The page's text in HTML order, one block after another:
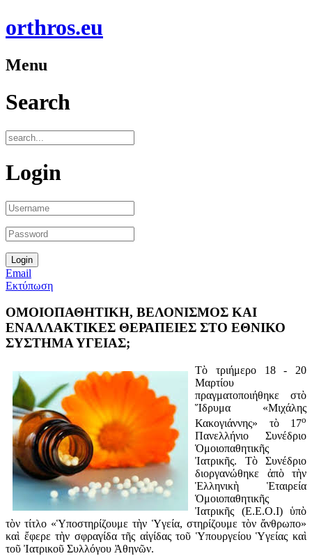
orthros.eu
Menu
Search
Login
Email
Εκτύπωση
ΟΜΟΙΟΠΑΘΗΤΙΚΗ, ΒΕΛΟΝΙΣΜΟΣ ΚΑΙ
ΕΝΑΛΛΑΚΤΙΚΕΣ ΘΕΡΑΠΕΙΕΣ ΣΤΟ ΕΘΝΙΚΟ
ΣΥΣΤΗΜΑ ΥΓΕΙΑΣ;
Τὸ τριήμερο 18 - 20
Μαρτίου
πραγματοποιήθηκε στὸ
Ἵδρυμα «Μιχάλης
Κακογιάννης» τὸ 17ο
Πανελλήνιο Συνέδριο
Ὁμοιοπαθητικῆς
Ἰατρικῆς. Τὸ Συνέδριο
διοργανώθηκε ἀπὸ τὴν
Ἑλληνικὴ Ἑταιρεία
Ὁμοιοπαθητικῆς
Ἰατρικῆς (Ε.Ε.Ο.Ι) ὑπὸ
τὸν τίτλο «Ὑποστηρίζουμε τὴν Ὑγεία, στηρίζουμε τὸν ἄνθρωπο»
καὶ ἔφερε τὴν σφραγίδα τῆς αἰγίδας τοῦ Ὑπουργείου Ὑγείας καὶ
τοῦ Ἰατρικοῦ Συλλόγου Ἀθηνῶν.